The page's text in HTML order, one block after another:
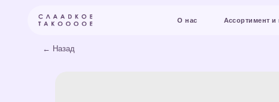
Ассортимент и цены